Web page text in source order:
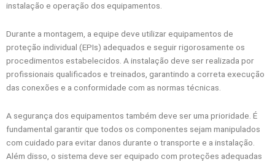
instalação e operação dos equipamentos.
Durante a montagem, a equipe deve utilizar equipamentos de
proteção individual (EPIs) adequados e seguir rigorosamente os
procedimentos estabelecidos. A instalação deve ser realizada por
profissionais qualificados e treinados, garantindo a correta execução
das conexões e a conformidade com as normas técnicas.
A segurança dos equipamentos também deve ser uma prioridade. É
fundamental garantir que todos os componentes sejam manipulados
com cuidado para evitar danos durante o transporte e a instalação.
Além disso, o sistema deve ser equipado com proteções adequadas